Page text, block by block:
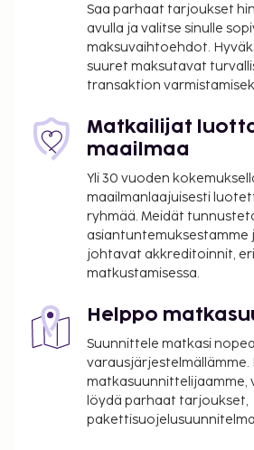
Saa parhaat tarjoukset
avulla ja valitse sinulle
maksuvaihtoehdot.
suuret maksutavat
transaktion
Matkailijat
maailmaa
Yli 30 vuoden
maailmanlaajuisesti
ryhmää. Meidät
asiantuntemuksestamme
johtavat akkreditoinnit,
matkustamisessa.
Helppo
Suunnittele matkasi
varausjärjestelmällämme.
matkasuunnittelijaamme,
löydä parhaat tarjoukset,